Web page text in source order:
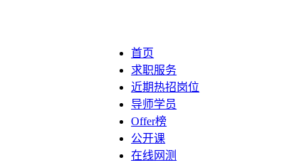
首页
求职服务
近期热招岗位
导师学员
Offer榜
公开课
在线网测